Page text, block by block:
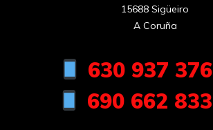
15688 Sigüeiro
A Coruña
630 937 376
690 662 833